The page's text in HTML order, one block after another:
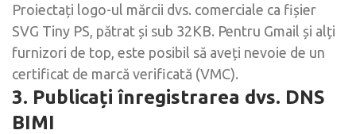
Proiectați logo-ul mărcii dvs. comerciale ca fișier
SVG Tiny PS, pătrat și sub 32KB. Pentru Gmail și alți
furnizori de top, este posibil să aveți nevoie de un
certificat de marcă verificată (VMC).
3. Publicați înregistrarea dvs. DNS
BIMI